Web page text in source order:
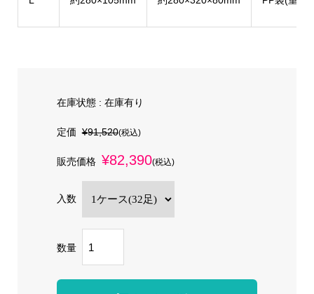
在庫状態 : 在庫有り
定価¥91,520(税込)
販売価格 ¥82,390(税込)
入数
数量